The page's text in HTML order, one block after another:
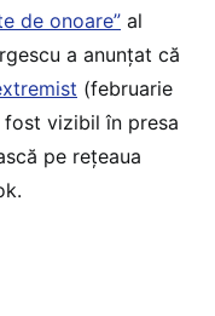
de onoare” al
a anunțat că
(februarie
fost vizibil în presa
pe rețeaua